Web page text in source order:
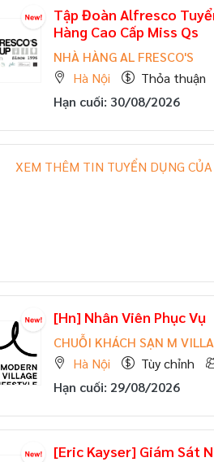
Tập Đoàn Alfresco
Hàng Cao Cấp Miss Qs
NHÀ HÀNG AL FRESCO'S
Hà Nội
Thỏa thuận
Hạn cuối: 30/08/2026
XEM THÊM TIN TUYỂN DỤNG
[Hn] Nhân Viên Phục Vụ
CHUỖI KHÁCH SẠN M
Hà Nội
Tùy chỉnh
Hạn cuối: 29/08/2026
[Eric Kayser] Giám Sát